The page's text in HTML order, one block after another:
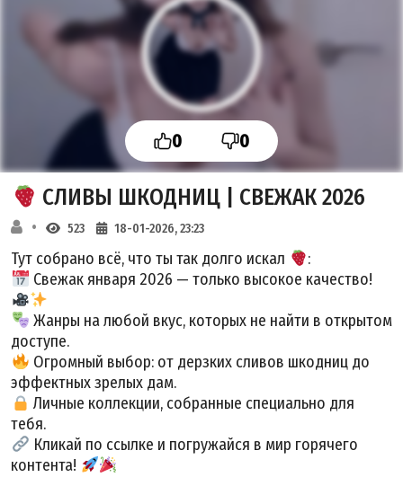
0 0
СЛИВЫ ШКОДНИЦ | СВЕЖАК 2026
523 18-01-2026, 23:23
Тут собрано всё, что ты так долго искал
:
Свежак января 2026 — только высокое качество!
Жанры на любой вкус, которых не найти в открытом
доступе.
Огромный выбор: от дерзких сливов шкодницдо
эффектных зрелых дам.
Личные коллекции, собранные специально для
тебя.
Кликай по ссылке и погружайся в мир горячего
контента!